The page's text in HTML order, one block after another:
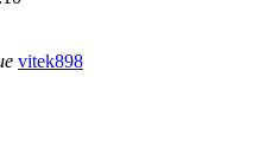
vitek898